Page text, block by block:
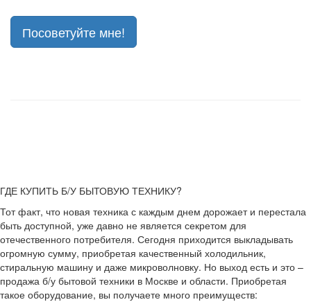
Посоветуйте мне!
ГДЕ КУПИТЬ Б/У БЫТОВУЮ ТЕХНИКУ?
Тот факт, что новая техника с каждым днем дорожает и перестала
быть доступной, уже давно не является секретом для
отечественного потребителя. Сегодня приходится выкладывать
огромную сумму, приобретая качественный холодильник,
стиральную машину и даже микроволновку. Но выход есть и это –
продажа б/у бытовой техники в Москве и области. Приобретая
такое оборудование, вы получаете много преимуществ: